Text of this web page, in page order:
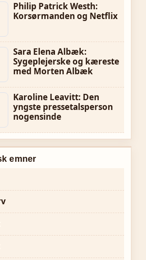
Philip Patrick Westh:
Korsørmanden og Netflix
Sara Elena Albæk:
Sygeplejerske og kæreste
med Morten Albæk
Karoline Leavitt: Den
yngste pressetalsperson
nogensinde
emner